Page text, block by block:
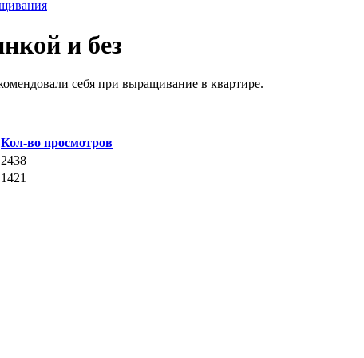
и без
себя при выращивание в квартире.
Кол-во просмотров
2438
1421